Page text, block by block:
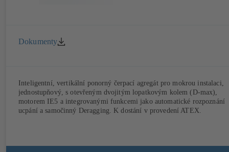
Dokumenty
Inteligentní, vertikální ponorný čerpací agregát pro mokrou instalaci,
jednostupňový, s otevřeným dvojitým lopatkovým kolem (D-max),
motorem IE5 a integrovanými funkcemi jako automatické rozpoznání
ucpání a samočinný Deragging. K dostání v provedení ATEX.